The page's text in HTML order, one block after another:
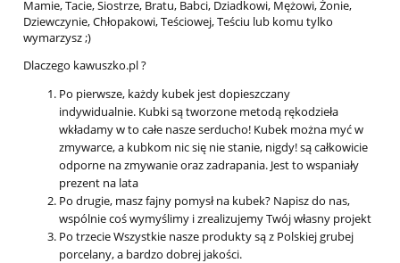
Mamie, Tacie, Siostrze, Bratu, Babci, Dziadkowi, Mężowi, Żonie,
Dziewczynie, Chłopakowi, Teściowej, Teściu lub komu tylko
wymarzysz ;)
Dlaczego kawuszko.pl ?
Po pierwsze, każdy kubek jest dopieszczany
indywidualnie. Kubki są tworzone metodą rękodzieła
wkładamy w to całe nasze serducho! Kubek można myć w
zmywarce, a kubkom nic się nie stanie, nigdy! są całkowicie
odporne na zmywanie oraz zadrapania. Jest to wspaniały
prezent na lata
Po drugie, masz fajny pomysł na kubek? Napisz do nas,
wspólnie coś wymyślimy i zrealizujemy Twój własny projekt
Po trzecie Wszystkie nasze produkty są z Polskiej grubej
porcelany, a bardzo dobrej jakości.